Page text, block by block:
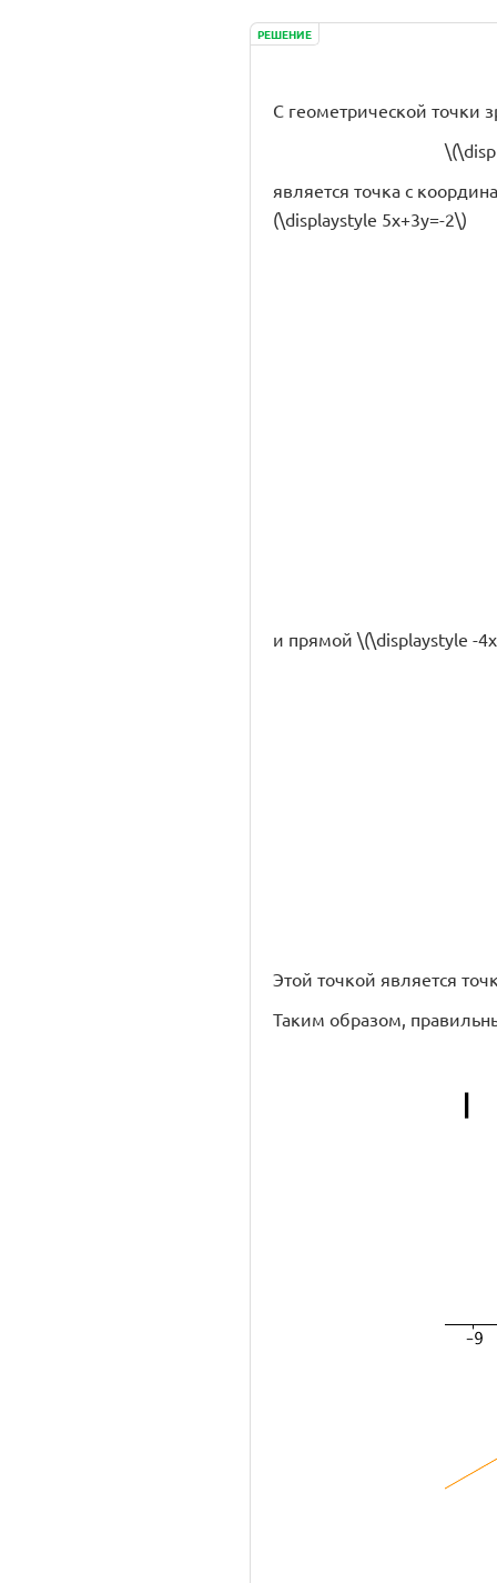
РЕШЕНИЕ
С геометрической точки
является точка с
(\displaystyle 5x+3y=-2\)
и прямой \(\displaystyle -
Этой точкой является
Таким образом,